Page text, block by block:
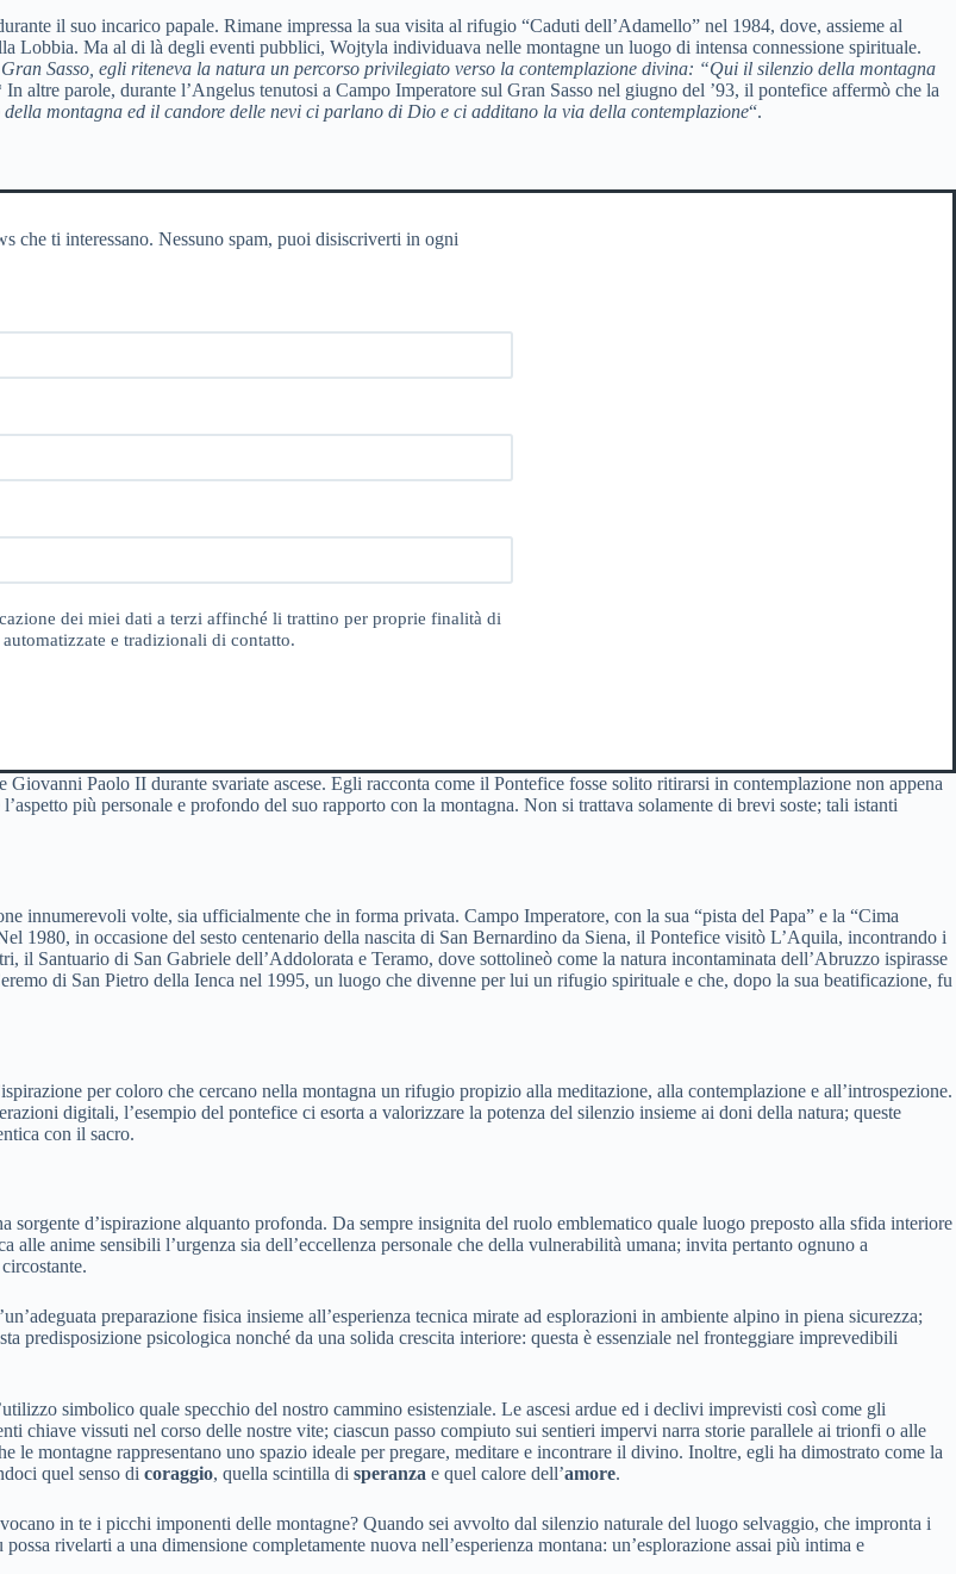
il suo incarico papale. Rimane impressa la sua visita al rifugio “Caduti dell’Adamello” nel 1984, dove, assieme al
Lobbia. Ma al di là degli eventi pubblici, Wojtyla individuava nelle montagne un luogo di intensa connessione spirituale.
Sasso, egli riteneva la natura un percorso privilegiato verso la contemplazione divina: “Qui il silenzio della montagna
In altre parole, durante l’Angelus tenutosi a Campo Imperatore sul Gran Sasso nel giugno del ’93, il pontefice affermò che la
montagna ed il candore delle nevi ci parlano di Dio e ci additano la via della contemplazione“.
che ti interessano. Nessuno spam, puoi disiscriverti in ogni
dei miei dati a terzi affinché li trattino per proprie finalità di
e tradizionali di contatto.
Paolo II durante svariate ascese. Egli racconta come il Pontefice fosse solito ritirarsi in contemplazione non appena
più personale e profondo del suo rapporto con la montagna. Non si trattava solamente di brevi soste; tali istanti
innumerevoli volte, sia ufficialmente che in forma privata. Campo Imperatore, con la sua “pista del Papa” e la “Cima
1980, in occasione del sesto centenario della nascita di San Bernardino da Siena, il Pontefice visitò L’Aquila, incontrando i
Santuario di San Gabriele dell’Addolorata e Teramo, dove sottolineò come la natura incontaminata dell’Abruzzo ispirasse
di San Pietro della Ienca nel 1995, un luogo che divenne per lui un rifugio spirituale e che, dopo la sua beatificazione, fu
per coloro che cercano nella montagna un rifugio propizio alla meditazione, alla contemplazione e all’introspezione.
digitali, l’esempio del pontefice ci esorta a valorizzare la potenza del silenzio insieme ai doni della natura; queste
con il sacro.
sorgente d’ispirazione alquanto profonda. Da sempre insignita del ruolo emblematico quale luogo preposto alla sfida interiore
anime sensibili l’urgenza sia dell’eccellenza personale che della vulnerabilità umana; invita pertanto ognuno a
preparazione fisica insieme all’esperienza tecnica mirate ad esplorazioni in ambiente alpino in piena sicurezza;
predisposizione psicologica nonché da una solida crescita interiore: questa è essenziale nel fronteggiare imprevedibili
simbolico quale specchio del nostro cammino esistenziale. Le ascesi ardue ed i declivi imprevisti così come gli
chiave vissuti nel corso delle nostre vite; ciascun passo compiuto sui sentieri impervi narra storie parallele ai trionfi o alle
montagne rappresentano uno spazio ideale per pregare, meditare e incontrare il divino. Inoltre, egli ha dimostrato come la
quel senso di coraggio, quella scintilla di speranza e quel calore dell’amore.
in te i picchi imponenti delle montagne? Quando sei avvolto dal silenzio naturale del luogo selvaggio, che impronta i
rivelarti a una dimensione completamente nuova nell’esperienza montana: un’esplorazione assai più intima e